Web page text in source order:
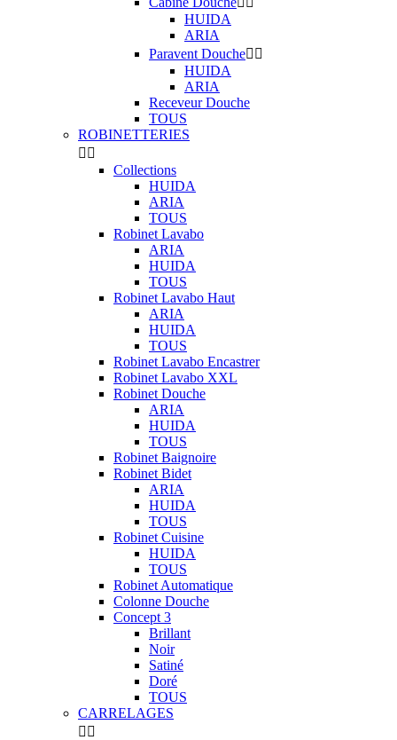
HUIDA
ARIA
Paravent Douche 
HUIDA
ARIA
Receveur Douche
TOUS
ROBINETTERIES
 
Collections
HUIDA
ARIA
TOUS
Robinet Lavabo
ARIA
HUIDA
TOUS
Robinet Lavabo Haut
ARIA
HUIDA
TOUS
Robinet Lavabo Encastrer
Robinet Lavabo XXL
Robinet Douche
ARIA
HUIDA
TOUS
Robinet Baignoire
Robinet Bidet
ARIA
HUIDA
TOUS
Robinet Cuisine
HUIDA
TOUS
Robinet Automatique
Colonne Douche
Concept 3
Brillant
Noir
Satiné
Doré
TOUS
CARRELAGES
 